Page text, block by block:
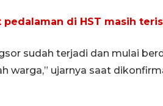
pedalaman di HST masih
sudah terjadi dan mulai
warga,” ujarnya saat